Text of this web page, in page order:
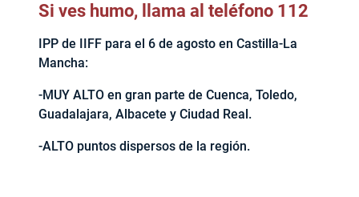
Si ves humo, llama al teléfono 112
IPP de IIFF para el 6 de agosto en Castilla-La
Mancha:
-MUY ALTO en gran parte de Cuenca, Toledo,
Guadalajara, Albacete y Ciudad Real.
-ALTO puntos dispersos de la región.